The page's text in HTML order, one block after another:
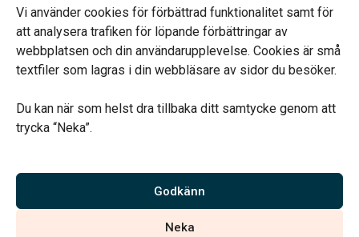
Vi använder cookies för förbättrad funktionalitet samt för
att analysera trafiken för löpande förbättringar av
webbplatsen och din användarupplevelse. Cookies är små
textfiler som lagras i din webbläsare av sidor du besöker.
Du kan när som helst dra tillbaka ditt samtycke genom att
trycka “Neka”.
Godkänn
Neka
Telefonjour dygnet runt.
Vårt systerbolag Verahill hjälper dig med familjejuridiken –
Vi är auktoriserade av Sveriges Begravningsbyråers Förbund och
har högt ställda krav på utbildning, kvalitet, miljö och arbetsmiljö.